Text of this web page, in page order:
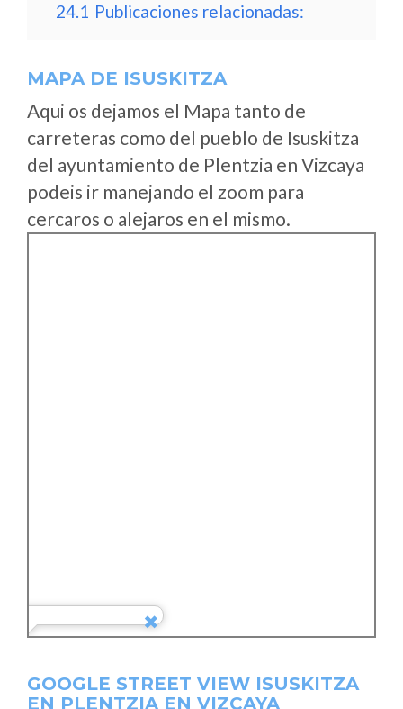
24.1 Publicaciones relacionadas:
MAPA DE ISUSKITZA
Aqui os dejamos el Mapa tanto de
carreteras como del pueblo de Isuskitza
del ayuntamiento de Plentzia en Vizcaya
podeis ir manejando el zoom para
cercaros o alejaros en el mismo.
GOOGLE STREET VIEW ISUSKITZA
EN PLENTZIA EN VIZCAYA